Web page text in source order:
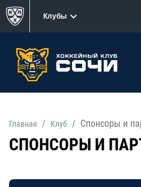
Клубы
Главная Клуб Спонсоры и
СПОНСОРЫ И